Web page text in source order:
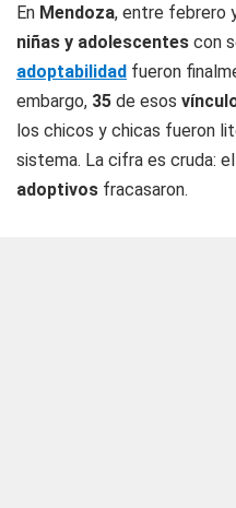
En Mendoza, entre febrero
niñas y adolescentes con
adoptabilidad fueron
embargo, 35 de esos
los chicos y chicas fueron
sistema. La cifra es cruda: el
adoptivos fracasaron.